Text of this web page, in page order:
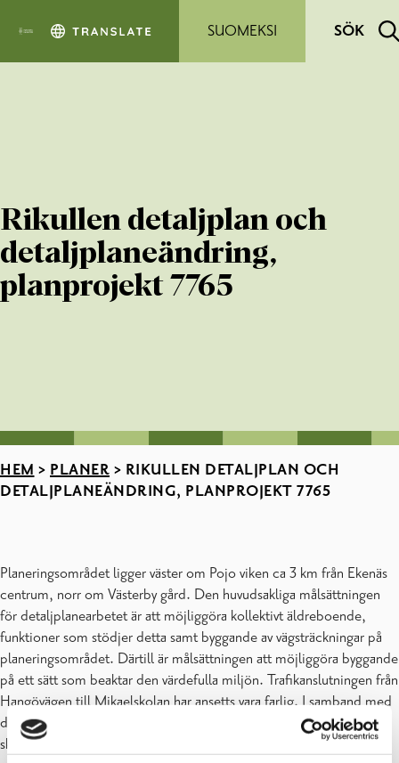
SUOMEKSI
SÖK
Rikullen detaljplan och
detaljplaneändring,
planprojekt 7765
HEM > PLANER > RIKULLEN DETALJPLAN OCH
DETALJPLANEÄNDRING, PLANPROJEKT 7765
Planeringsområdet ligger väster om Pojo viken ca 3 km från Ekenäs
centrum, norr om Västerby gård. Den huvudsakliga målsättningen
för detaljplanearbetet är att möjliggöra kollektivt äldreboende,
funktioner som stödjer detta samt byggande av vägsträckningar på
planeringsområdet. Därtill är målsättningen att möjliggöra byggande
på ett sätt som beaktar den värdefulla miljön. Trafikanslutningen från
Hangövägen till Mikaelskolan har ansetts vara farlig. I samband med
detaljplanearbetet utreds en säkrare, gemensam trafikanslutning till
skolområdet och Rikullen.